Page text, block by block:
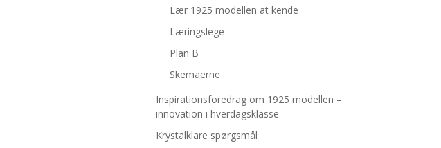
Lær 1925 modellen at kende
Læringslege
Plan B
Skemaerne
Inspirationsforedrag om 1925 modellen –
innovation i hverdagsklasse
Krystalklare spørgsmål